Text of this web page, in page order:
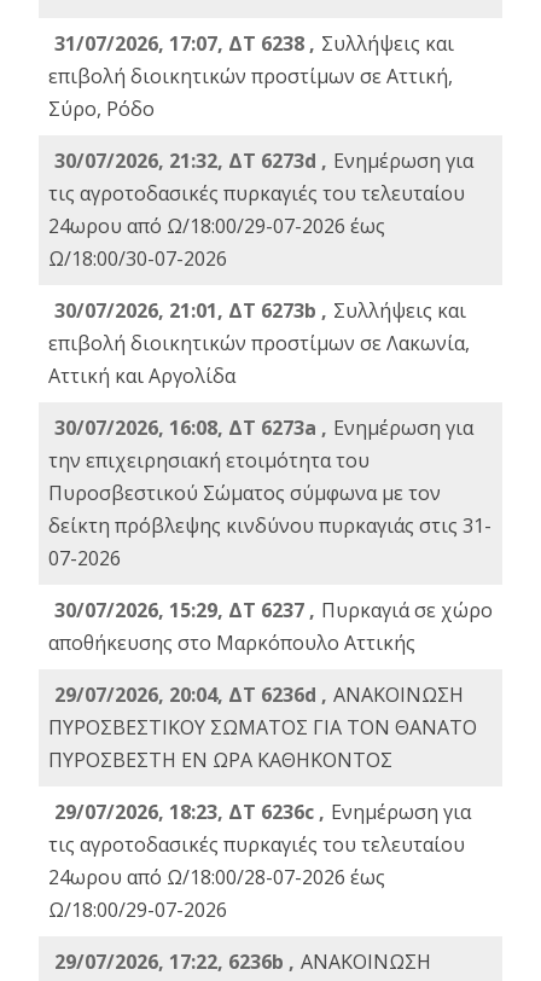
31/07/2026, 17:07, ΔΤ 6238 , Συλλήψεις και
επιβολή διοικητικών προστίμων σε Αττική,
Σύρο, Ρόδο
30/07/2026, 21:32, ΔΤ 6273d , Ενημέρωση για
τις αγροτοδασικές πυρκαγιές του τελευταίου
24ωρου από Ω/18:00/29-07-2026 έως
Ω/18:00/30-07-2026
30/07/2026, 21:01, ΔΤ 6273b , Συλλήψεις και
επιβολή διοικητικών προστίμων σε Λακωνία,
Αττική και Αργολίδα
30/07/2026, 16:08, ΔΤ 6273a , Ενημέρωση για
την επιχειρησιακή ετοιμότητα του
Πυροσβεστικού Σώματος σύμφωνα με τον
δείκτη πρόβλεψης κινδύνου πυρκαγιάς στις 31-
07-2026
30/07/2026, 15:29, ΔΤ 6237 , Πυρκαγιά σε χώρο
αποθήκευσης στο Μαρκόπουλο Αττικής
29/07/2026, 20:04, ΔΤ 6236d , ΑΝΑΚΟΙΝΩΣΗ
ΠΥΡΟΣΒΕΣΤΙΚΟΥ ΣΩΜΑΤΟΣ ΓΙΑ ΤΟΝ ΘΑΝΑΤΟ
ΠΥΡΟΣΒΕΣΤΗ ΕΝ ΩΡΑ ΚΑΘΗΚΟΝΤΟΣ
29/07/2026, 18:23, ΔΤ 6236c , Ενημέρωση για
τις αγροτοδασικές πυρκαγιές του τελευταίου
24ωρου από Ω/18:00/28-07-2026 έως
Ω/18:00/29-07-2026
29/07/2026, 17:22, 6236b , ΑΝΑΚΟΙΝΩΣΗ